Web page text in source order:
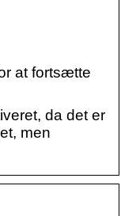
at fortsætte
da det er
men